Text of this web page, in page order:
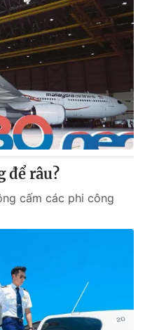
để râu?
cấm các phi công